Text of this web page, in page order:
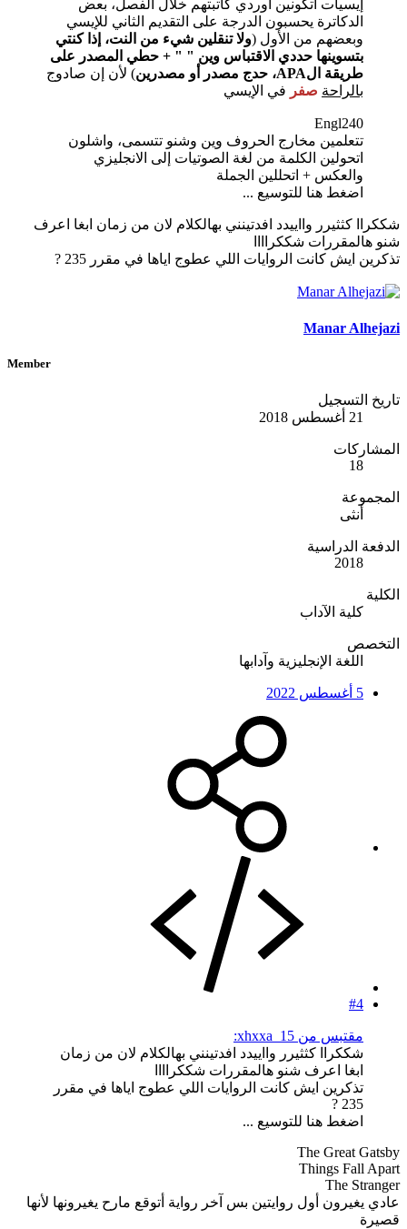
إيسيات اتكونين اوردي كاتبتهم خلال الفصل، بعض
الدكاترة يحسبون الدرجة على التقديم الثاني للإيسي
وبعضهم من الأول (ولا تنقلين شيء من النت، إذا كنتي
بتسوينها حددي الاقتباس وين " " + حطي المصدر على
طريقة الAPA، حدج مصدر أو مصدرين
) لأن إن صادوج
بالراحة صفر في الإيسي
Engl240
تتعلمين مخارج الحروف وين وشنو تتسمى، واشلون
اتحولين الكلمة من لغة الصوتيات إلى الانجليزي
والعكس + اتحللين الجملة
اضغط هنا للتوسيع ...
شككراا كثثيرر وااييدد افدتينني بهالكلام لان من زمان ابغا اعرف
شنو هالمقررات شككراااا
تذكرين ايش كانت الروايات اللي عطوج اياها في مقرر 235 ?
Manar Alhejazi
Member
تاريخ التسجيل
21 أغسطس 2018
المشاركات
18
المجموعة
أنثى
الدفعة الدراسية
2018
الكلية
كلية الآداب
التخصص
اللغة الإنجليزية وآدابها
5 أغسطس 2022
#4
مقتبس من xhxxa_15:
شككراا كثثيرر وااييدد افدتينني بهالكلام لان من زمان
ابغا اعرف شنو هالمقررات شككراااا
تذكرين ايش كانت الروايات اللي عطوج اياها في مقرر
235 ?
اضغط هنا للتوسيع ...
The Great Gatsby
Things Fall Apart
The Stranger
عادي يغيرون أول روايتين بس آخر رواية أتوقع مارح يغيرونها لأنها
قصيرة